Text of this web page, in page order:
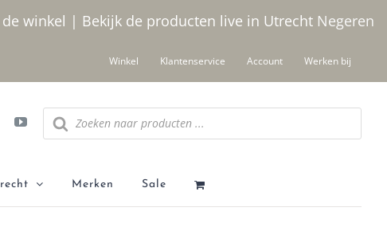
winkel | Bekijk de producten live in Utrecht Negeren
Winkel Klantenservice Account Werken bij
Producten zoeken
Merken Sale